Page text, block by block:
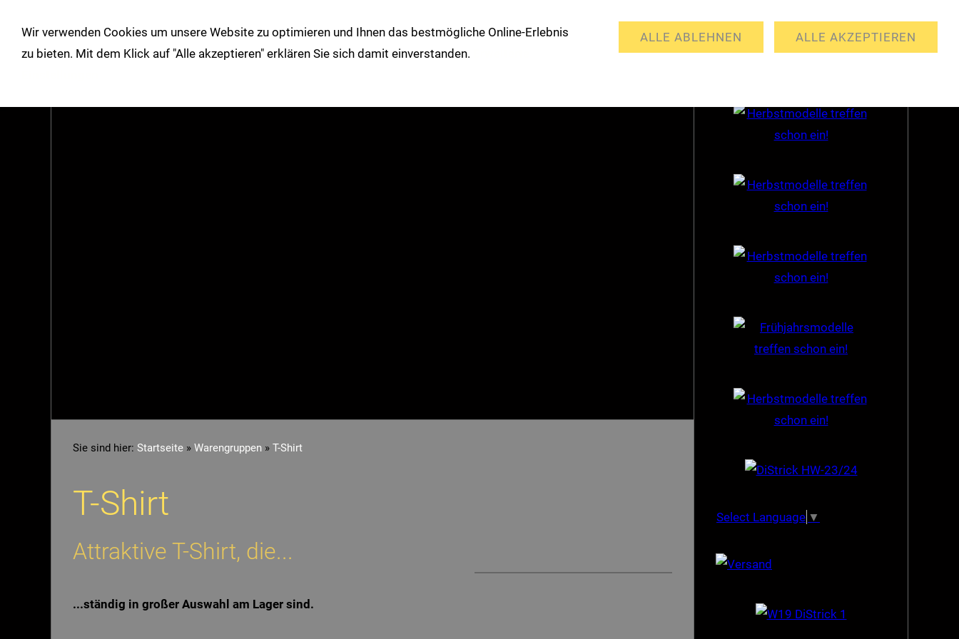
Shop Herbst/Winter Über uns Service Modemarken Warengruppen Partner
Sie sind hier: Startseite » Warengruppen » T-Shirt
T-Shirt
Attraktive T-Shirt, die...
...ständig in großer Auswahl am Lager sind.
Select Language ▼
Wir verwenden Cookies um unsere Website zu optimieren und Ihnen das bestmögliche Online-Erlebnis
zu bieten. Mit dem Klick auf "Alle akzeptieren" erklären Sie sich damit einverstanden.
ALLE AKZEPTIEREN
ALLE ABLEHNEN